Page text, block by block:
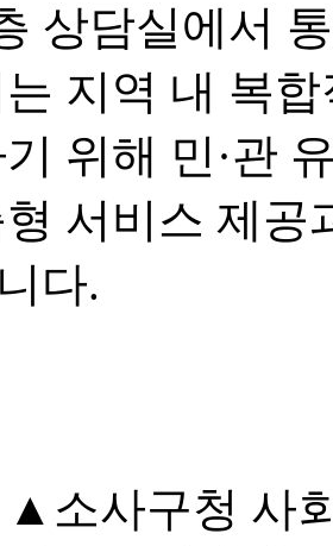
상담실에서
지역 내 복
위해 민·관
서비스 제공
다.
▲소사구청 사